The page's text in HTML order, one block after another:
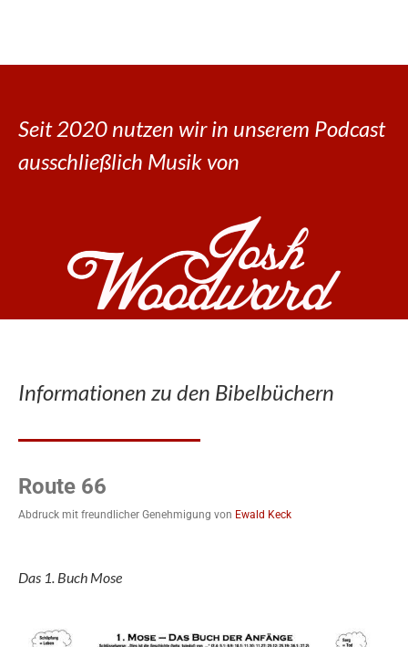
Seit 2020 nutzen wir in unserem Podcast
ausschließlich Musik von
Informationen zu den Bibelbüchern
Route 66
Abdruck mit freundlicher Genehmigung von Ewald Keck
Das 1. Buch Mose